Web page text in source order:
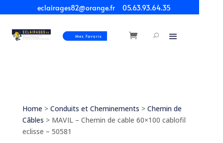
eclairages82@orange.fr 05.63.93.64.35
Mes Favoris
Home > Conduits et Cheminements > Chemin de
Câbles > MAVIL – Chemin de cable 60×100 cablofil
eclisse – 50581